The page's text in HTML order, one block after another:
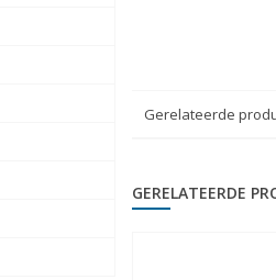
Gerelateerde
GERELATEERDE